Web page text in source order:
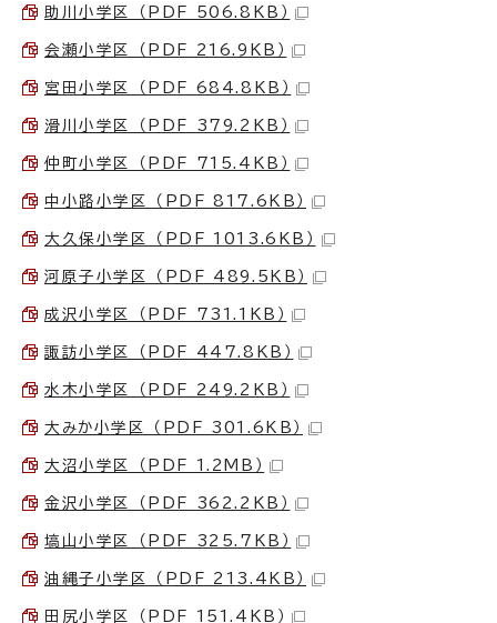
助川小学区 （PDF 506.8KB）
会瀬小学区 （PDF 216.9KB）
宮田小学区 （PDF 684.8KB）
滑川小学区 （PDF 379.2KB）
仲町小学区 （PDF 715.4KB）
中小路小学区 （PDF 817.6KB）
大久保小学区 （PDF 1013.6KB）
河原子小学区 （PDF 489.5KB）
成沢小学区 （PDF 731.1KB）
諏訪小学区 （PDF 447.8KB）
水木小学区 （PDF 249.2KB）
大みか小学区 （PDF 301.6KB）
大沼小学区 （PDF 1.2MB）
金沢小学区 （PDF 362.2KB）
塙山小学区 （PDF 325.7KB）
油縄子小学区 （PDF 213.4KB）
田尻小学区 （PDF 151.4KB）